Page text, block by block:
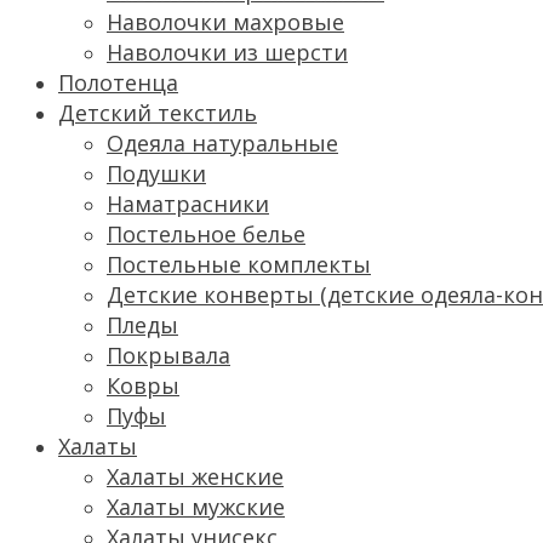
Наволочки махровые
Наволочки из шерсти
Полотенца
Детский текстиль
Одеяла натуральные
Подушки
Наматрасники
Постельное белье
Постельные комплекты
Детские конверты (детские одеяла-
Пледы
Покрывала
Ковры
Пуфы
Халаты
Халаты женские
Халаты мужские
Халаты унисекс